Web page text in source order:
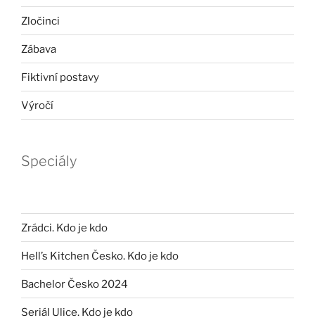
Zločinci
Zábava
Fiktivní postavy
Výročí
Speciály
Zrádci. Kdo je kdo
Hell’s Kitchen Česko. Kdo je kdo
Bachelor Česko 2024
Seriál Ulice. Kdo je kdo